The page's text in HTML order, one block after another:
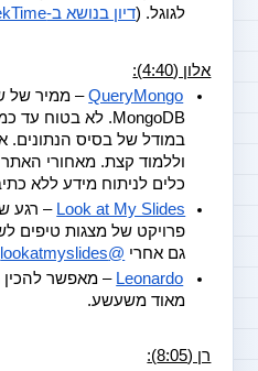
לגוגל. (דיון בנושא ב-
אלון (4:40):
QueryMongo
וללמוד קצת. מאחורי
כלים לניתוח מידע ללא
Look at My Slides
גם אחרי @lookatmyslides
Leonardo
מאוד משעשע.
רן (8:05):